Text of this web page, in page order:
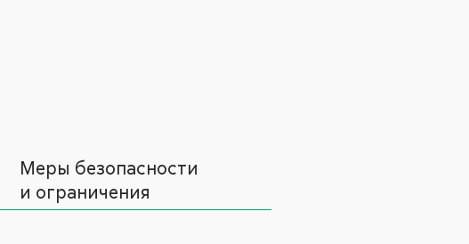
Меры безопасности
и ограничения